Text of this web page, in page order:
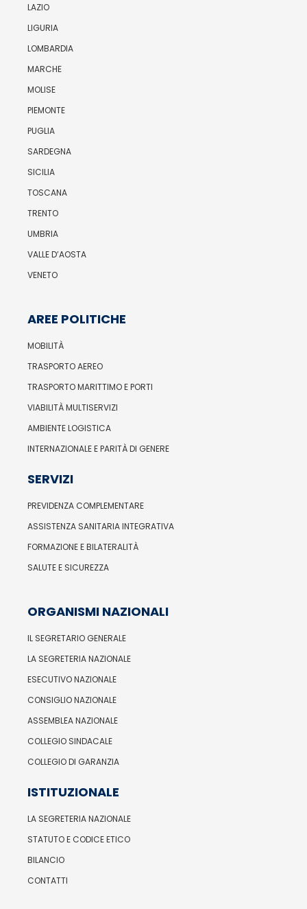
LAZIO
LIGURIA
LOMBARDIA
MARCHE
MOLISE
PIEMONTE
PUGLIA
SARDEGNA
SICILIA
TOSCANA
TRENTO
UMBRIA
VALLE D’AOSTA
VENETO
AREE POLITICHE
MOBILITÀ
TRASPORTO AEREO
TRASPORTO MARITTIMO E PORTI
VIABILITÀ MULTISERVIZI
AMBIENTE LOGISTICA
INTERNAZIONALE E PARITÀ DI GENERE
SERVIZI
PREVIDENZA COMPLEMENTARE
ASSISTENZA SANITARIA INTEGRATIVA
FORMAZIONE E BILATERALITÀ
SALUTE E SICUREZZA
ORGANISMI NAZIONALI
IL SEGRETARIO GENERALE
LA SEGRETERIA NAZIONALE
ESECUTIVO NAZIONALE
CONSIGLIO NAZIONALE
ASSEMBLEA NAZIONALE
COLLEGIO SINDACALE
COLLEGIO DI GARANZIA
ISTITUZIONALE
LA SEGRETERIA NAZIONALE
STATUTO E CODICE ETICO
BILANCIO
CONTATTI